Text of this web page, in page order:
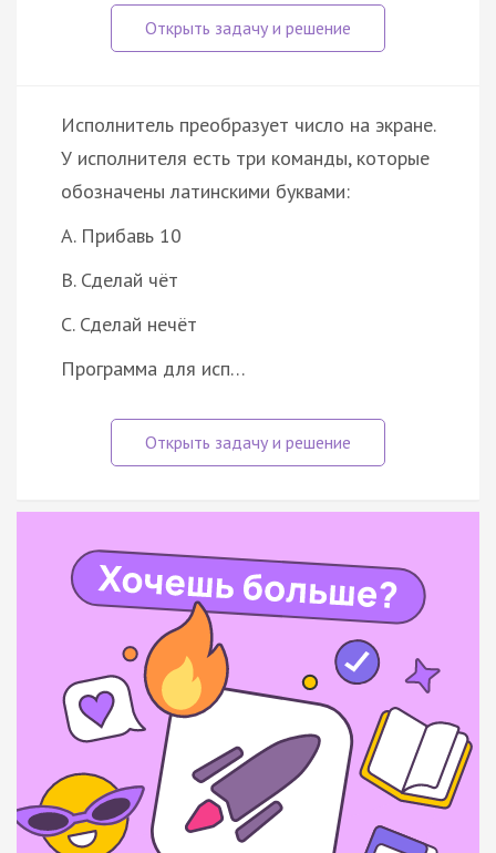
Исполнитель преобразует число на экране.
У исполнителя есть три команды, которые
обозначены латинскими буквами:
A. Прибавь 10
B. Сделай чёт
C. Сделай нечёт
Программа для исп…